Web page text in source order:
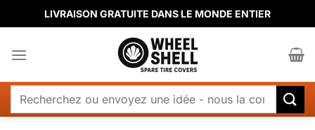
au
LIVRAISON GRATUITE DANS LE MONDE ENTIER
Rechercher